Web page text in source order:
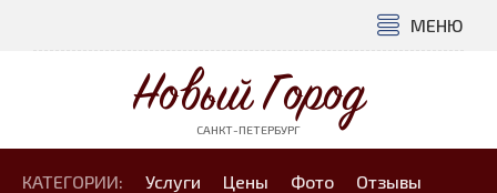
МЕНЮ
Новый Город
САНКТ-ПЕТЕРБУРГ
КАТЕГОРИИ: Услуги Цены Фото Отзывы